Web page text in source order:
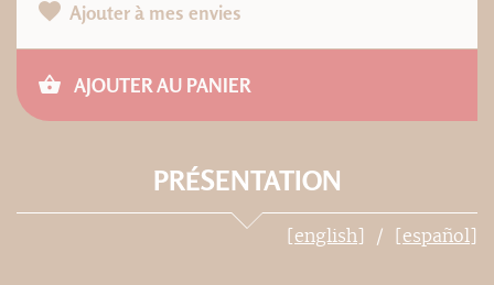
Ajouter à mes envies
AJOUTER AU PANIER
PRÉSENTATION
[english] [español]